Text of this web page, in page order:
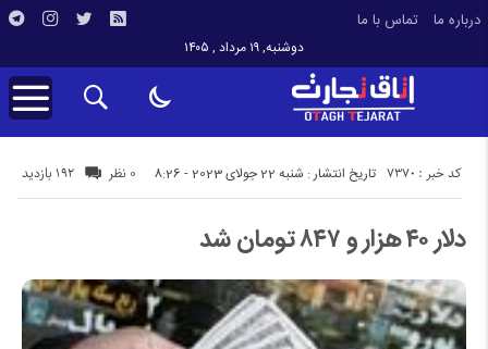
درباره ما تماس با ما
دوشنبه, ۱۹ مرداد , ۱۴۰۵
تاریخ انتشار : شنبه 22 جولای 2023 - 8:26 192 بازدید کد خبر : 7370 0 نظر
دلار ۴۰ هزار و ۸۴۷ تومان شد